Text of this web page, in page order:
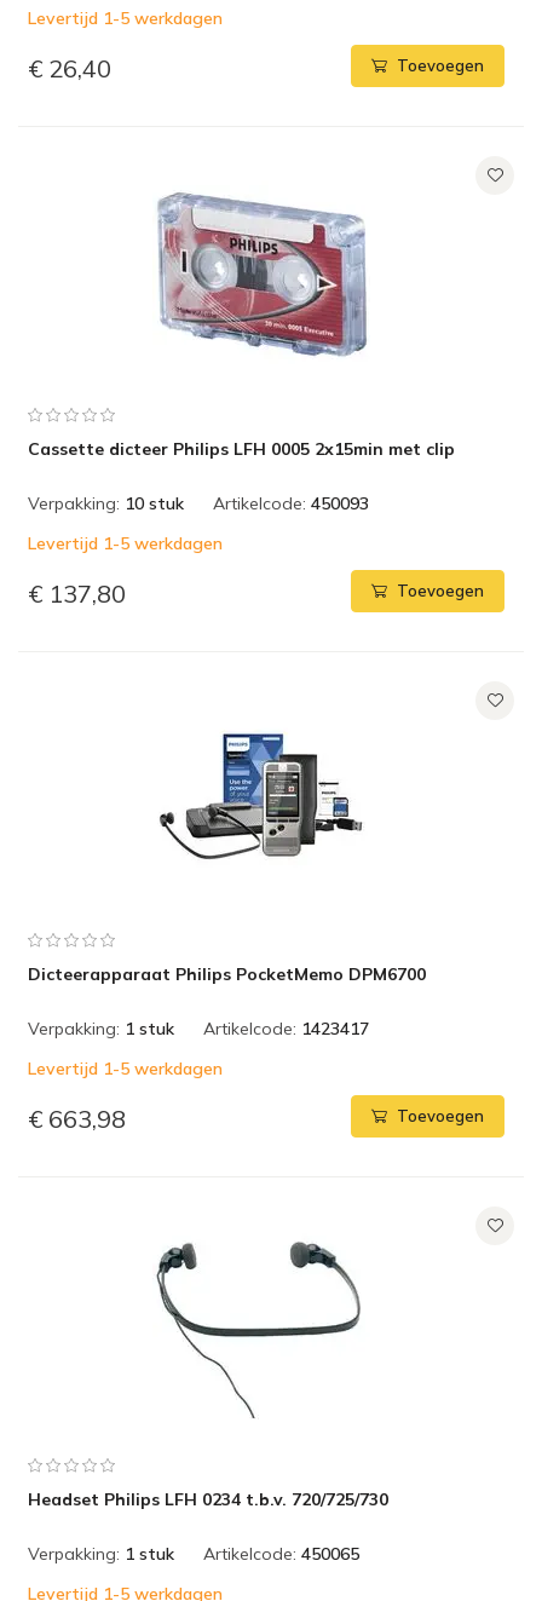
Levertijd 1-5 werkdagen
€ 26,40 Toevoegen
Cassette dicteer Philips LFH 0005 2x15min met clip
Verpakking: 10 stuk Artikelcode: 450093
Levertijd 1-5 werkdagen
€ 137,80 Toevoegen
Dicteerapparaat Philips PocketMemo DPM6700
Verpakking: 1 stuk Artikelcode: 1423417
Levertijd 1-5 werkdagen
€ 663,98 Toevoegen
Headset Philips LFH 0234 t.b.v. 720/725/730
Verpakking: 1 stuk Artikelcode: 450065
Levertijd 1-5 werkdagen